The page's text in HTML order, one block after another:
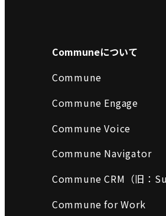
Communeについて
Commune
Commune Engage
Commune Voice
Commune Navigator
Commune CRM（旧：
Commune for Work